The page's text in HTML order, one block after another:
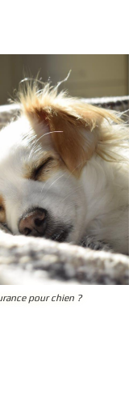
pour chien ?